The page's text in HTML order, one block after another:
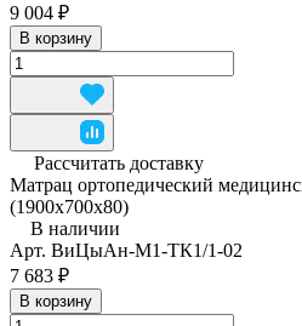
9 004 ₽
В корзину
Рассчитать доставку
Матрац ортопедический
(1900х700х80)
В наличии
Арт. ВиЦыАн-М1-ТК1/1-02
7 683 ₽
В корзину